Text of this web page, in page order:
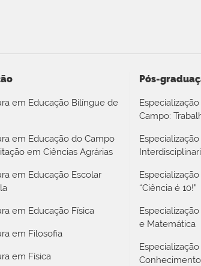
em Educação Bilíngue de
em Educação do Campo
em Ciências Agrárias
em Educação Escolar
em Educação Física
em Filosofia
em Física
Pós-
Campo:
“Ciência é 10!”
e Matemática